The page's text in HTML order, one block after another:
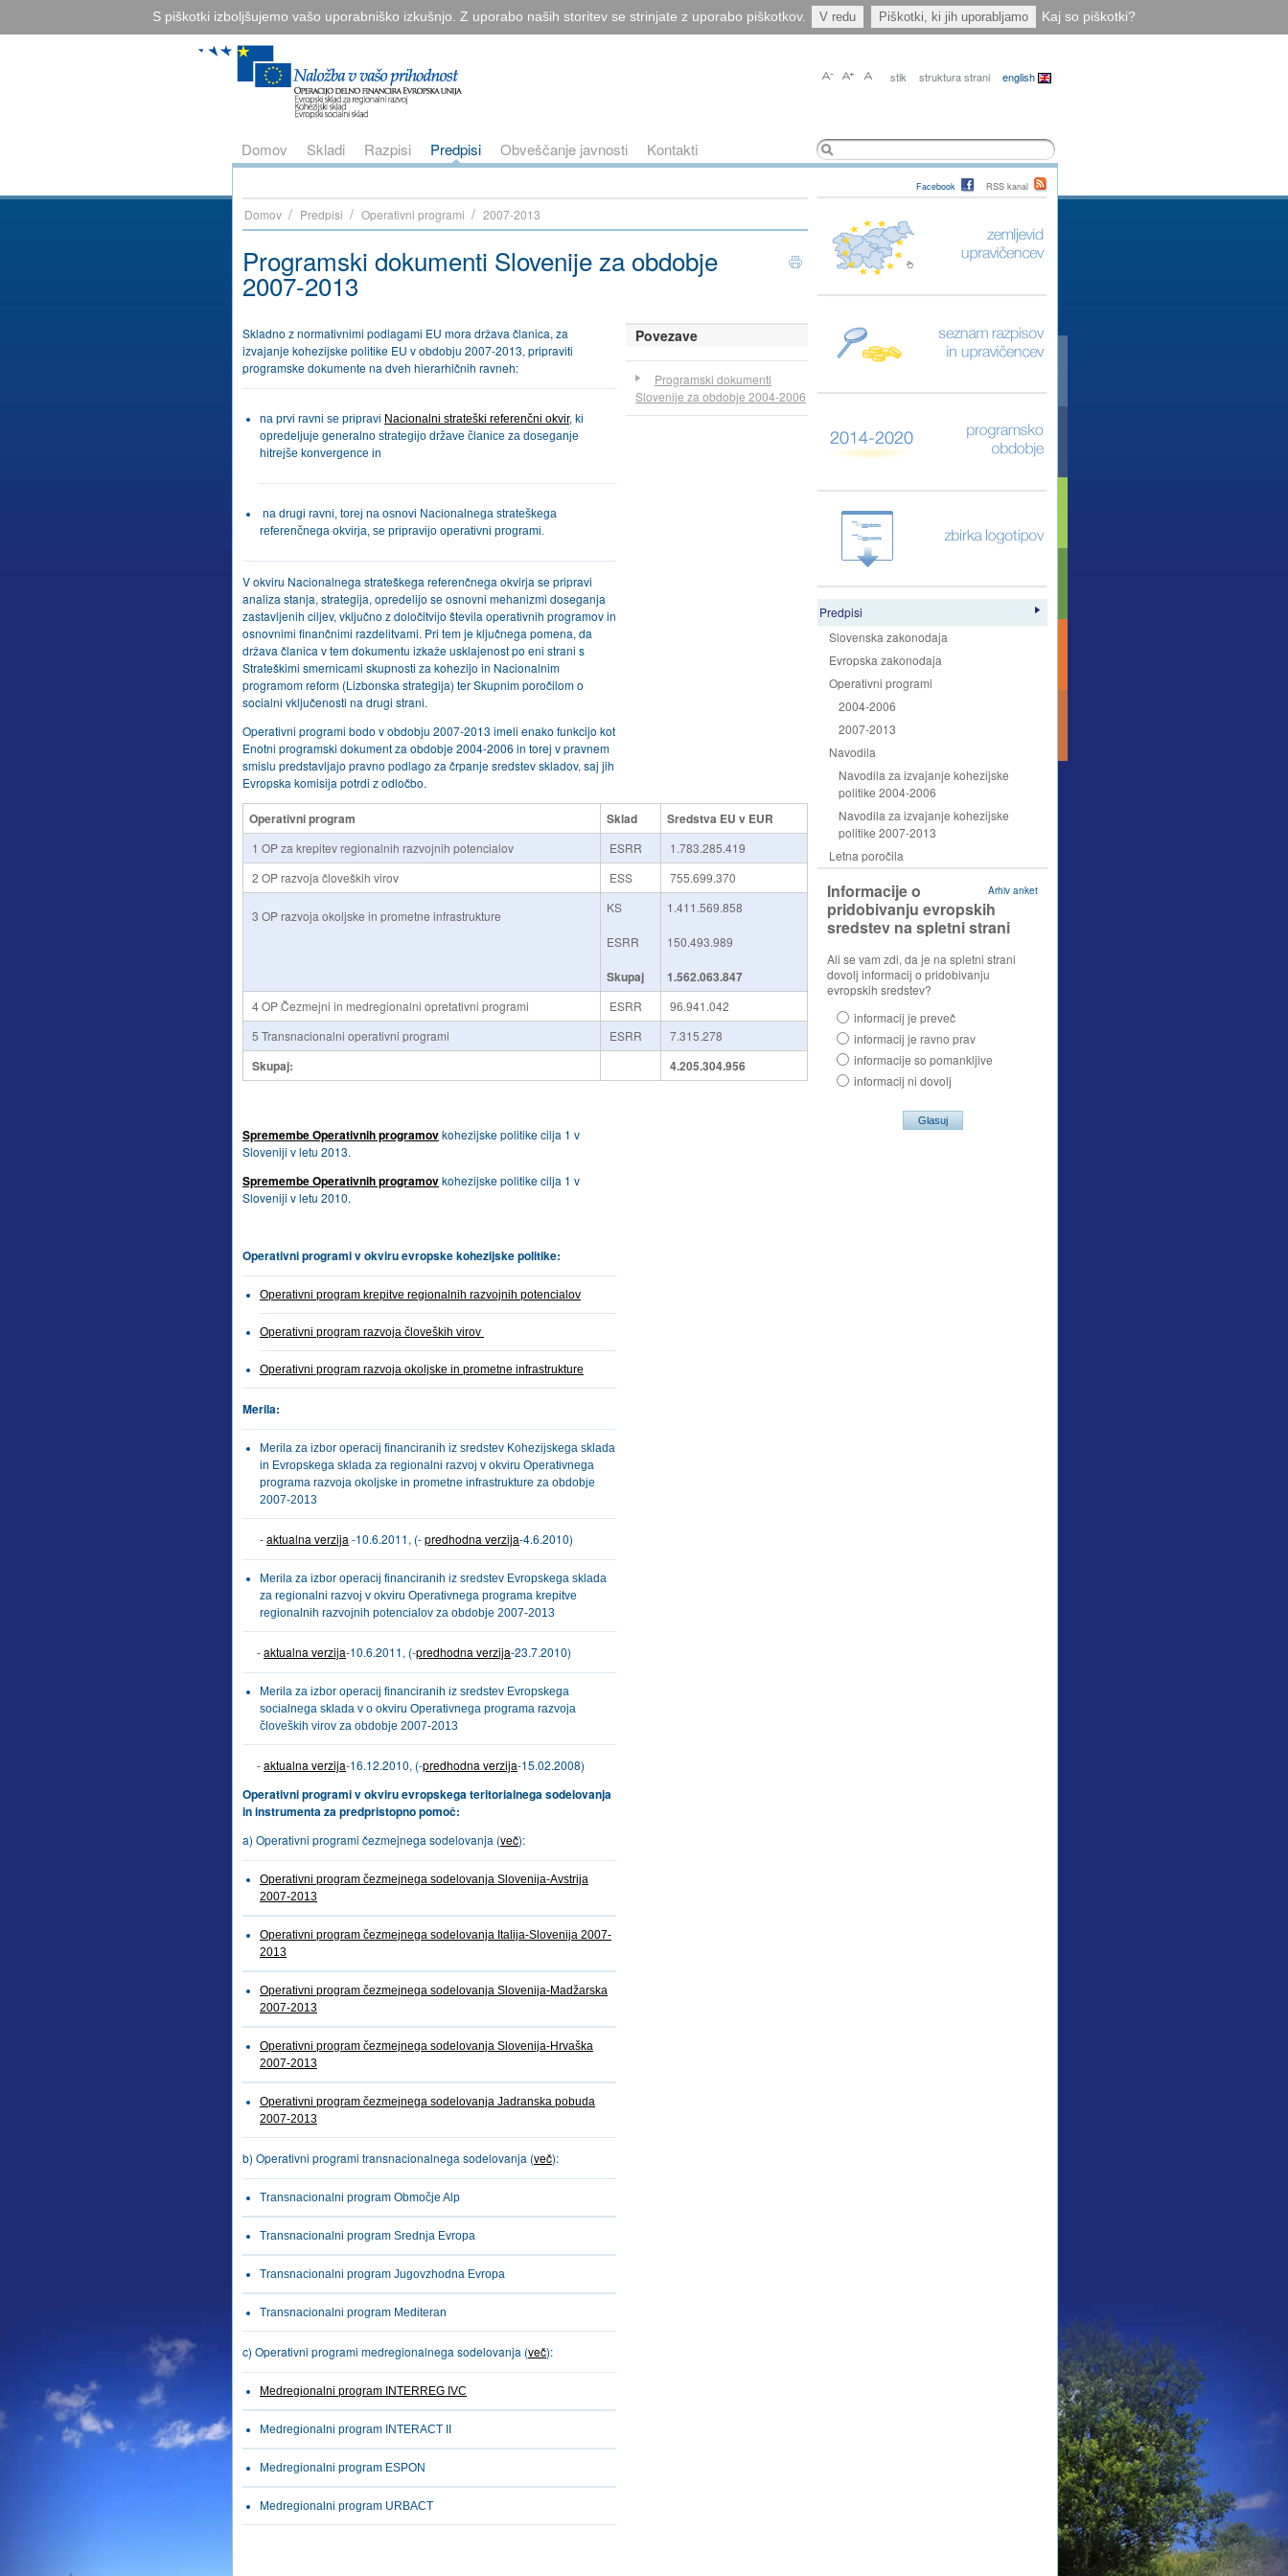
S piškotki izboljšujemo vašo uporabniško izkušnjo. Z uporabo naših storitev se strinjate z uporabo piškotkov. V redu Piškotki, ki jih uporabljamo Kaj so piškotki?
stik struktura strani english
Domov Skladi Razpisi Predpisi Obveščanje javnosti Kontakti
Domov / Predpisi / Operativni programi / 2007-2013
Programski dokumenti Slovenije za obdobje
2007-2013
Akcije
Natisni
to stran
Povezave
Programski dokumenti
Slovenije za obdobje 2004-2006
Skladno z normativnimi podlagami EU mora država članica, za
izvajanje kohezijske politike EU v obdobju 2007-2013, pripraviti
programske dokumente na dveh hierarhičnih ravneh:
na prvi ravni se pripravi Nacionalni strateški referenčni okvir, ki
opredeljuje generalno strategijo države članice za doseganje
hitrejše konvergence in
na drugi ravni, torej na osnovi Nacionalnega strateškega
referenčnega okvirja, se pripravijo operativni programi.
V okviru Nacionalnega strateškega referenčnega okvirja se pripravi
analiza stanja, strategija, opredelijo se osnovni mehanizmi doseganja
zastavljenih ciljev, vključno z določitvijo števila operativnih programov in
osnovnimi finančnimi razdelitvami. Pri tem je ključnega pomena, da
država članica v tem dokumentu izkaže usklajenost po eni strani s
Strateškimi smernicami skupnosti za kohezijo in Nacionalnim
programom reform (Lizbonska strategija) ter Skupnim poročilom o
socialni vključenosti na drugi strani.
Operativni programi bodo v obdobju 2007-2013 imeli enako funkcijo kot
Enotni programski dokument za obdobje 2004-2006 in torej v pravnem
smislu predstavljajo pravno podlago za črpanje sredstev skladov, saj jih
Evropska komisija potrdi z odločbo.
Operativni program Sklad Sredstva EU v EUR
1 OP za krepitev regionalnih razvojnih potencialov ESRR
1.783.285.419
2 OP razvoja človeških virov
ESS 755.699.370
3 OP razvoja okoljske in prometne infrastrukture
KS
ESRR
Skupaj
1.411.569.858
150.493.989
1.562.063.847
4 OP Čezmejni in medregionalni opretativni programi ESRR
96.941.042
5 Transnacionalni operativni programi
ESRR 7.315.278
Skupaj: 4.205.304.956
Spremembe Operativnih programovkohezijske politike cilja 1 v
Sloveniji v letu 2013.
Spremembe Operativnih programovkohezijske politike cilja 1 v
Sloveniji v letu 2010.
Operativni programi v okviru evropske kohezijske politike:
Operativni program krepitve regionalnih razvojnih potencialov
Operativni program razvoja človeških virov
Operativni program razvoja okoljske in prometne infrastrukture
Merila:
Merila za izbor operacij financiranih iz sredstev Kohezijskega sklada
in Evropskega sklada za regionalni razvoj v okviru Operativnega
programa razvoja okoljske in prometne infrastrukture za obdobje
2007-2013
-aktualna verzija -10.6.2011, (-predhodna verzija-4.6.2010)
Merila za izbor operacij financiranih iz sredstev Evropskega sklada
za regionalni razvoj v okviru Operativnega programa krepitve
regionalnih razvojnih potencialov za obdobje 2007-2013
-aktualna verzija-10.6.2011, (-predhodna verzija-23.7.2010)
Merila za izbor operacij financiranih iz sredstev Evropskega
socialnega sklada v o okviru Operativnega programa razvoja
človeških virov za obdobje 2007-2013
-aktualna verzija-16.12.2010, (-predhodna verzija-15.02.2008)
Operativni programi v okviru evropskega teritorialnega sodelovanja
in instrumenta za predpristopno pomoč:
a) Operativni programi čezmejnega sodelovanja (več):
Operativni program čezmejnega sodelovanja Slovenija-Avstrija
2007-2013
Operativni program čezmejnega sodelovanja Italija-Slovenija 2007-
2013
Operativni program čezmejnega sodelovanja Slovenija-Madžarska
2007-2013
Operativni program čezmejnega sodelovanja Slovenija-Hrvaška
2007-2013
Operativni program čezmejnega sodelovanja Jadranska pobuda
2007-2013
b) Operativni programi transnacionalnega sodelovanja (več):
Transnacionalni program Območje Alp
Transnacionalni program Srednja Evropa
Transnacionalni program Jugovzhodna Evropa
Transnacionalni program Mediteran
c) Operativni programi medregionalnega sodelovanja (več):
Medregionalni program INTERREG IVC
Medregionalni program INTERACT II
Medregionalni program ESPON
Medregionalni program URBACT
Facebook RSS kanal
Predpisi
Slovenska zakonodaja
Evropska zakonodaja
Operativni programi
2004-2006
2007-2013
Navodila
Navodila za izvajanje kohezijske
politike 2004-2006
Navodila za izvajanje kohezijske
politike 2007-2013
Letna poročila
Arhiv anket
Informacije o
pridobivanju evropskih
sredstev na spletni strani
Ali se vam zdi, da je na spletni strani
dovolj informacij o pridobivanju
evropskih sredstev?
informacij je preveč
informacij je ravno prav
informacije so pomankljive
informacij ni dovolj